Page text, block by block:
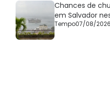
Chances de
em Salvador
Tempo07/08/2026